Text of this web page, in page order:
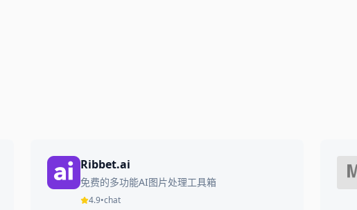
Ribbet.ai
免费的多功能AI图片处理工具箱
4.9•chat